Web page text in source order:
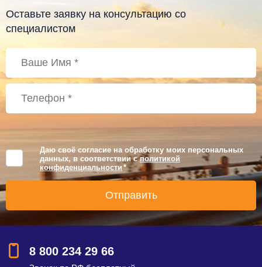
Оставьте заявку на консультацию со
специалистом
Даю своё согласие на обработку моих персональных
данных, в соответствии сполитикой
конфиденциальности *
8 800 234 29 66